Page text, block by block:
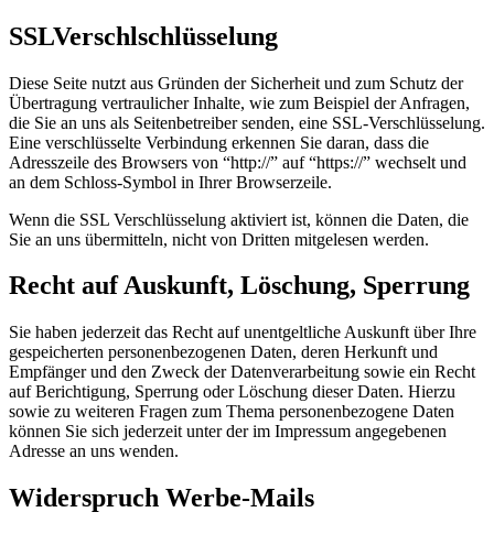
SSLVerschlschlüsselung
Diese Seite nutzt aus Gründen der Sicherheit und zum Schutz der
Übertragung vertraulicher Inhalte, wie zum Beispiel der Anfragen,
die Sie an uns als Seitenbetreiber senden, eine SSL-Verschlüsselung.
Eine verschlüsselte Verbindung erkennen Sie daran, dass die
Adresszeile des Browsers von “http://” auf “https://” wechselt und
an dem Schloss-Symbol in Ihrer Browserzeile.
Wenn die SSL Verschlüsselung aktiviert ist, können die Daten, die
Sie an uns übermitteln, nicht von Dritten mitgelesen werden.
Recht auf Auskunft, Löschung, Sperrung
Sie haben jederzeit das Recht auf unentgeltliche Auskunft über Ihre
gespeicherten personenbezogenen Daten, deren Herkunft und
Empfänger und den Zweck der Datenverarbeitung sowie ein Recht
auf Berichtigung, Sperrung oder Löschung dieser Daten. Hierzu
sowie zu weiteren Fragen zum Thema personenbezogene Daten
können Sie sich jederzeit unter der im Impressum angegebenen
Adresse an uns wenden.
Widerspruch Werbe-Mails